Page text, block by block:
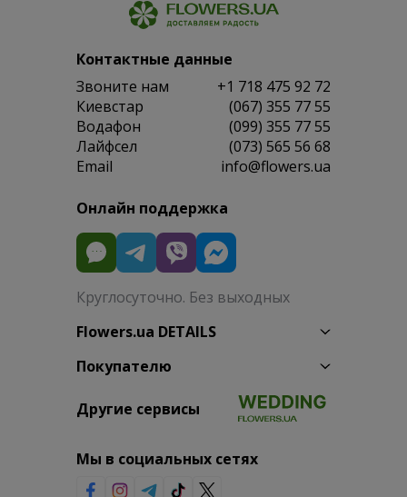
Контактные данные
Звоните нам
+1 718 475 92 72
Киевстар
(067) 355 77 55
Водафон
(099) 355 77 55
Лайфсел
(073) 565 56 68
Email
info@flowers.ua
Онлайн поддержка
Круглосуточно. Без выходных
Flowers.ua DETAILS
Покупателю
Другие сервисы
Мы в социальных сетях